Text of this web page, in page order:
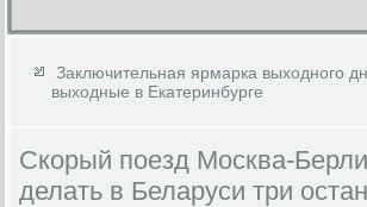
Заключительная ярмарка выходного
выходные в Екатеринбурге
Скорый поезд Москва-
делать в Беларуси три